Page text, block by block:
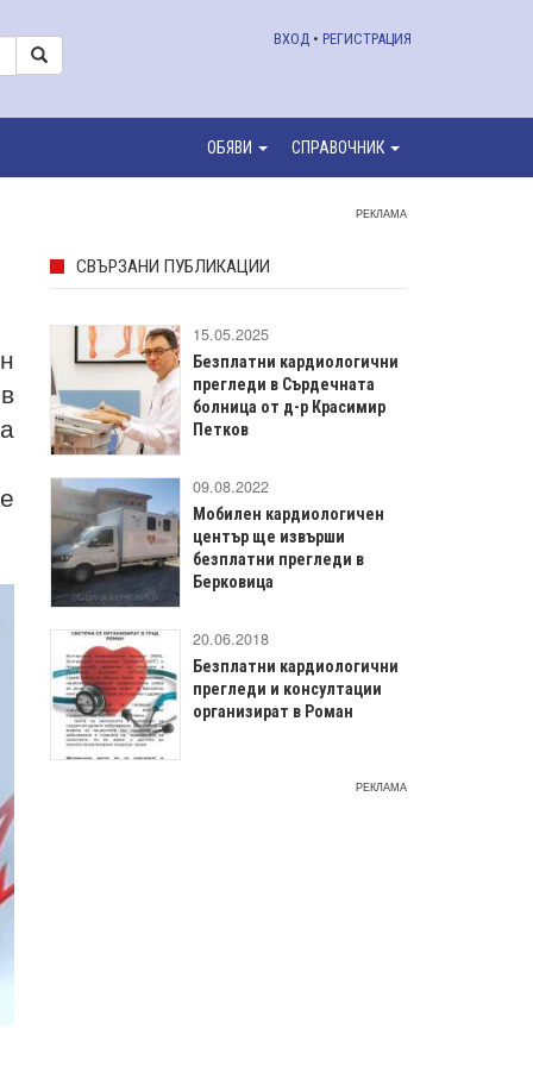
ВХОД • РЕГИСТРАЦИЯ
ОБЯВИ СПРАВОЧНИК
РЕКЛАМА
СВЪРЗАНИ ПУБЛИКАЦИИ
15.05.2025
Безплатни кардиологични
прегледи в Сърдечната
болница от д-р Красимир
Петков
09.08.2022
Мобилен кардиологичен
център ще извърши
безплатни прегледи в
Берковица
20.06.2018
Безплатни кардиологични
прегледи и консултации
организират в Роман
РЕКЛАМА